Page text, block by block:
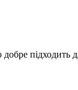
підходить